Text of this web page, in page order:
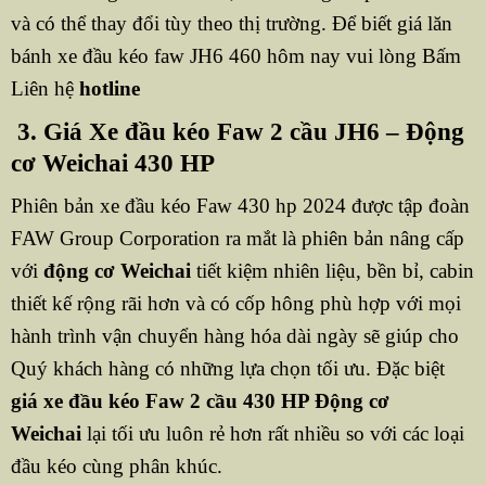
và có thể thay đổi tùy theo thị trường. Để biết giá lăn
bánh xe đầu kéo faw JH6 460 hôm nay vui lòng Bấm
Liên hệhotline
3. Giá Xe đầu kéo Faw 2 cầu JH6 – Động
cơ Weichai 430 HP
Phiên bản xe đầu kéo Faw 430 hp 2024 được tập đoàn
FAW Group Corporation ra mắt là phiên bản nâng cấp
với động cơ Weichai tiết kiệm nhiên liệu, bền bỉ, cabin
thiết kế rộng rãi hơn và có cốp hông phù hợp với mọi
hành trình vận chuyển hàng hóa dài ngày sẽ giúp cho
Quý khách hàng có những lựa chọn tối ưu. Đặc biệt
giá xe đầu kéo Faw 2 cầu 430 HP Động cơ
Weichai lại tối ưu luôn rẻ hơn rất nhiều so với các loại
đầu kéo cùng phân khúc.